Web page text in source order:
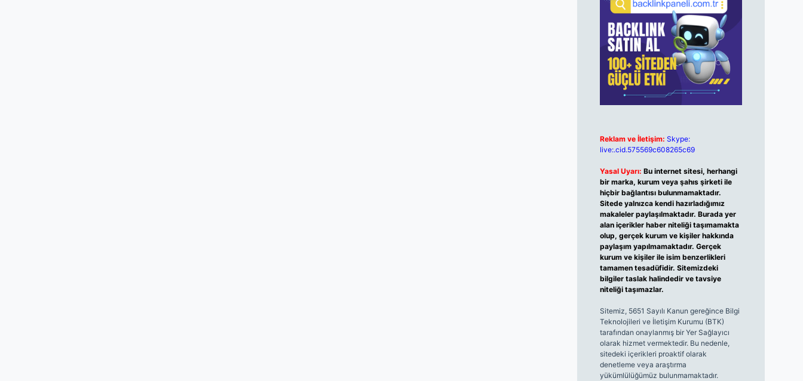
Reklam ve İletişim: Skype:
live:.cid.575569c608265c69
Yasal Uyarı: Bu internet sitesi, herhangi
bir marka, kurum veya şahıs şirketi ile
hiçbir bağlantısı bulunmamaktadır.
Sitede yalnızca kendi hazırladığımız
makaleler paylaşılmaktadır. Burada yer
alan içerikler haber niteliği taşımamakta
olup, gerçek kurum ve kişiler hakkında
paylaşım yapılmamaktadır. Gerçek
kurum ve kişiler ile isim benzerlikleri
tamamen tesadüfidir. Sitemizdeki
bilgiler taslak halindedir ve tavsiye
niteliği taşımazlar.
Sitemiz, 5651 Sayılı Kanun gereğince Bilgi
Teknolojileri ve İletişim Kurumu (BTK)
tarafından onaylanmış bir Yer Sağlayıcı
olarak hizmet vermektedir. Bu nedenle,
sitedeki içerikleri proaktif olarak
denetleme veya araştırma
yükümlülüğümüz bulunmamaktadır.